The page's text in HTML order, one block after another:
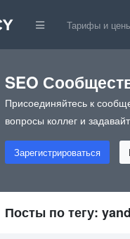
Тарифы и
SEO
Присоединяйтесь к
вопросы коллег и
Зарегистрироваться
Посты по тегу: